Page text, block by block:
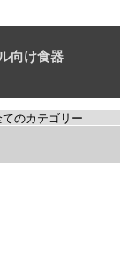
向け食器
等業務用卸販売
器・洋食器はま